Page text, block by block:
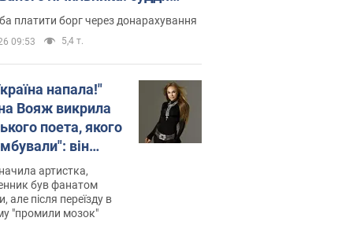
неочікуване рішення
платити борг через донарахування
09:53 5,4 т.
напала!"
Вояж викрила
поета, якого
він
російської не
тепер хоче
українців
артистка,
був фанатом
але після переїзду в
"промили мозок"